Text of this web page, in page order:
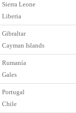
Sierra Leone
Liberia
Gibraltar
Cayman Islands
Rumanía
Gales
Portugal
Chile